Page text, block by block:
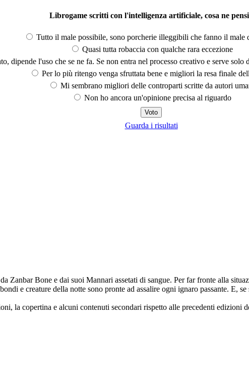
Librogame scritti con l'intelligenza artificiale, cosa ne
Tutto il male possibile, sono porcherie illeggibili che fanno il male
Quasi tutta robaccia con qualche rara eccezione
dipende l'uso che se ne fa. Se non entra nel processo creativo e serve
Per lo più ritengo venga sfruttata bene e migliori la resa finale
Mi sembrano migliori delle controparti scritte da autori
Non ho ancora un'opinione precisa al riguardo
Guarda i risultati
Zanbar Bone e dai suoi Mannari assetati di sangue. Per far fronte alla
e creature della notte sono pronte ad assalire ogni ignaro passante. E,
la copertina e alcuni contenuti secondari rispetto alle precedenti edizioni